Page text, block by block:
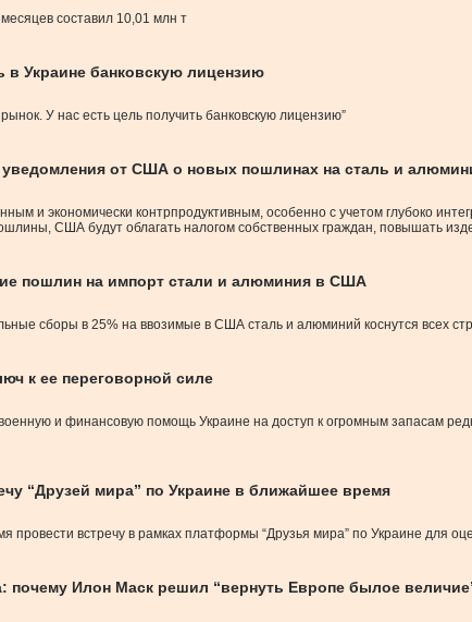
составил 10,01 млн т
в Украине банковскую лицензию
У нас есть цель получить банковскую лицензию”
от США о новых пошлинах на сталь и
и экономически контрпродуктивным, особенно с учетом глубоко
США будут облагать налогом собственных граждан, повышать
пошлин на импорт стали и алюминия в США
сборы в 25% на ввозимые в США сталь и алюминий коснутся всех
к ее переговорной силе
и финансовую помощь Украине на доступ к огромным запасам
“Друзей мира” по Украине в ближайшее время
провести встречу в рамках платформы “Друзья мира” по Украине для
почему Илон Маск решил “вернуть Европе былое